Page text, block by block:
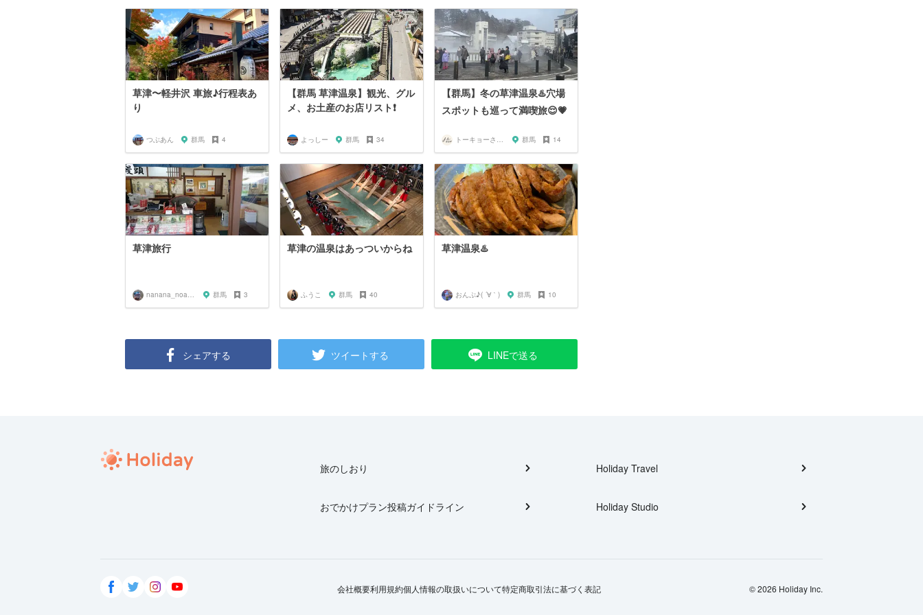
草津〜軽井沢 車旅♪行程表あ
り
つぶあん 群馬 4
【群馬 草津温泉】観光、グル
メ、お土産のお店リスト❗️
よっしー 群馬 34
【群馬】冬の草津温泉♨️穴場
スポットも巡って満喫旅😌💗
トーキョーさんぽ 群馬 14
草津旅行
nanana_noasan 群馬 3
草津の温泉はあっついからね
ふうこ 群馬 40
草津温泉♨️
おんぷ♪( ´∀｀) 群馬 10
シェアする ツイートする LINEで送る
旅のしおり
おでかけプラン投稿ガイドライン
Holiday Travel
Holiday Studio
会社概要利用規約個人情報の取扱いについて特定商取引法に基づく表記 © 2026 Holiday Inc.